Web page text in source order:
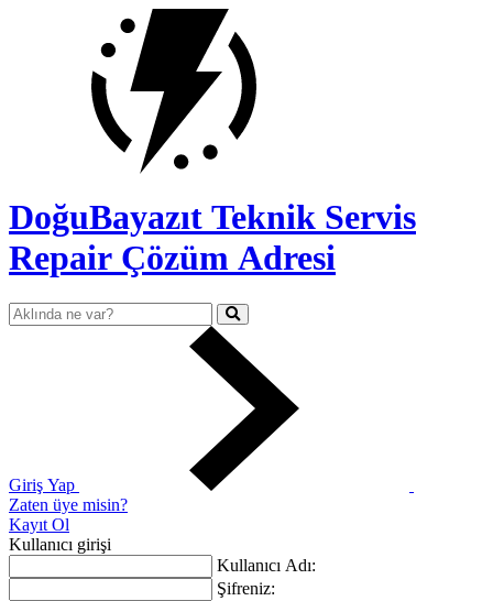
DoğuBayazıt Teknik Servis
Repair Çözüm Adresi
Giriş Yap
Zaten üye misin?
Kayıt Ol
Kullanıcı girişi
Kullanıcı Adı:
Şifreniz: